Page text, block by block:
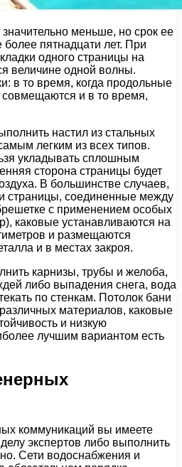
меньше, но срок ее
пятнадцати лет. При
одного страницы на
величине одной волны.
в то время, когда продольные
и в то время,
настил из стальных
легким из всех типов.
укладывать сплошным
сторона страницы будет
В большинстве случаев,
страницы, соединенные между
с применением особых
каковые устанавливаются на
и размещаются
и в местах закроя.
карнизы, трубы и желоба,
либо выпадения снега, вода
по стенкам. Потолок бани
материалов, каковые
и низкую
лучшим вариантом есть
коммуникаций вы имеете
экспертов либо выполнить
Сети водоснабжения и